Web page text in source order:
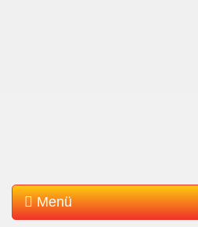
Menü